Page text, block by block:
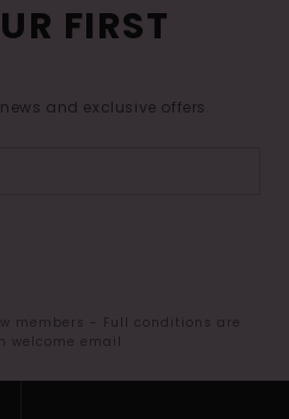
FIRST
and exclusive offers.
members - Full conditions are
welcome email